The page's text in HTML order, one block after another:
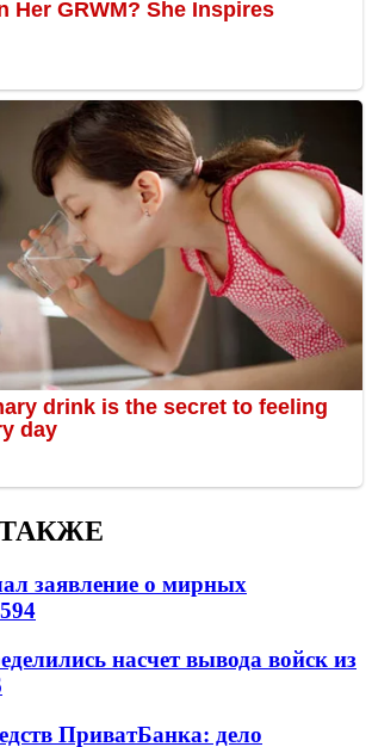
заявление о мирных
насчет вывода войск из
ПриватБанка: дело